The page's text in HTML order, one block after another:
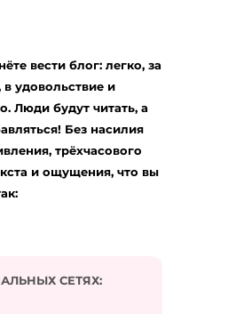
помечены*
на комментарии по e-mail
вести блог: легко, за
в удовольствие и
Люди будут читать, а
Без насилия
трёхчасового
и ощущения, что вы
СЕТЯХ: